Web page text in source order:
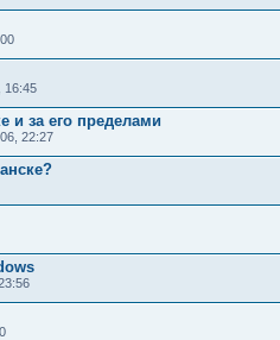
16:45
и за его пределами
22:27